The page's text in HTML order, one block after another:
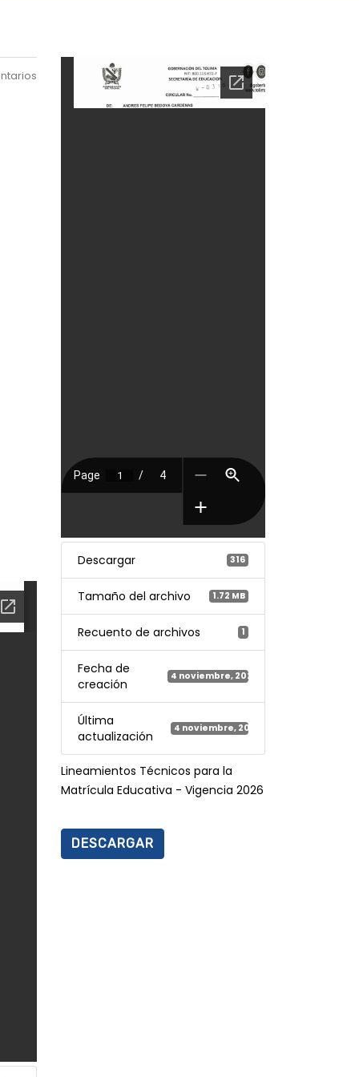
Descargar 316
Tamaño del archivo 1.72 MB
Recuento de archivos 1
Fecha de
creación
4 noviembre, 2025
Última
actualización
4 noviembre, 2025
Lineamientos Técnicos para la
Matrícula Educativa - Vigencia 2026
DESCARGAR